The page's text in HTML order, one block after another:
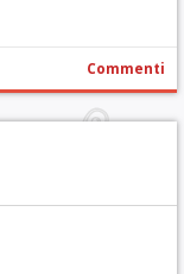
Commenti